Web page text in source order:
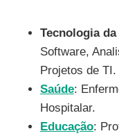
Tecnologia
Software,
Projetos de TI.
Saúde:
Hospitalar.
Educação: